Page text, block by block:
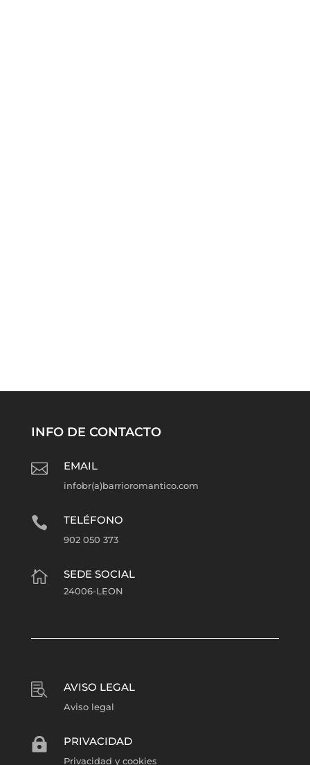
INFO DE CONTACTO
 EMAIL
infobr(a)barrioromantico.com
 TELÉFONO
902 050 373
 SEDE SOCIAL
24006-LEON
 AVISO LEGAL
Aviso legal
 PRIVACIDAD
Privacidad y cookies